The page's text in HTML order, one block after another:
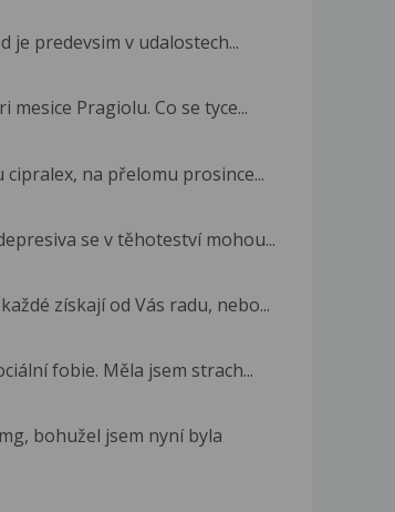
je predevsim v udalostech...
Pragiolu. Co se tyce...
na přelomu prosince...
se v těhoteství mohou...
získají od Vás radu, nebo...
fobie. Měla jsem strach...
bohužel jsem nyní byla